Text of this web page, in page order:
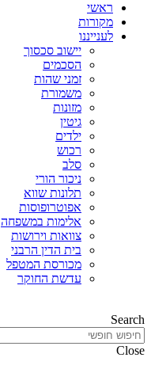
ראשי
מקורות
לענייננו
יישוב סכסוך
הסכמים
זמני שהות
משמורת
מזונות
גיטין
ילדים
רכוש
סלב
ניכור הורי
תלונות שווא
אפוטרופוסות
אלימות במשפחה
צוואות וירושות
בית הדין הרבני
מכורסת המטפל
עדשת החוקר
Search
Close